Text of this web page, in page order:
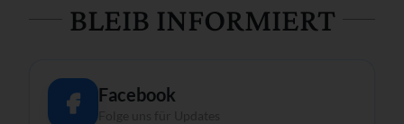
BLEIB INFORMIERT
Facebook